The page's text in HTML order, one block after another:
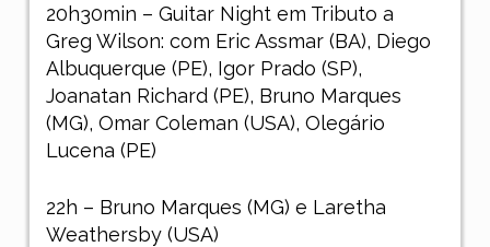
20h30min – Guitar Night em Tributo a
Greg Wilson: com Eric Assmar (BA), Diego
Albuquerque (PE), Igor Prado (SP),
Joanatan Richard (PE), Bruno Marques
(MG), Omar Coleman (USA), Olegário
Lucena (PE)
22h – Bruno Marques (MG) e Laretha
Weathersby (USA)